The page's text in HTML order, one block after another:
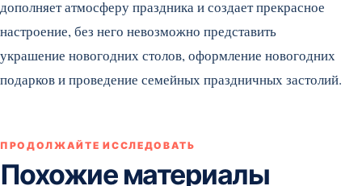
дополняет атмосферу праздника и создает прекрасное
настроение, без него невозможно представить
украшение новогодних столов, оформление новогодних
подарков и проведение семейных праздничных застолий.
ПРОДОЛЖАЙТЕ ИССЛЕДОВАТЬ
Похожие материалы